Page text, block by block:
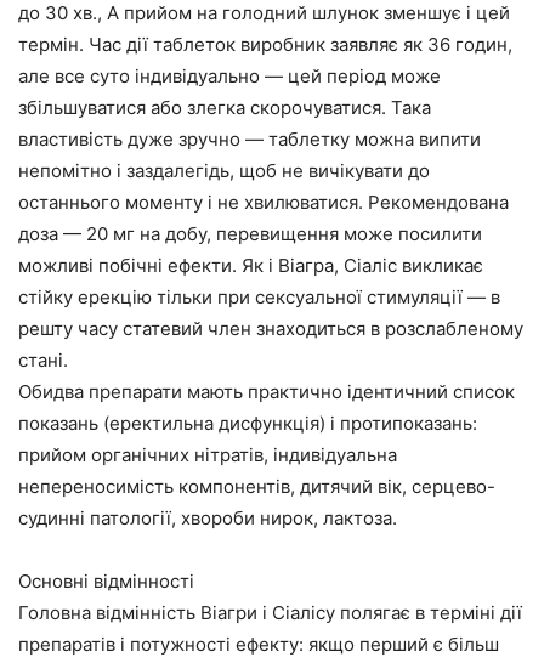
до 30 хв., А прийом на голодний шлунок зменшує і цей
термін. Час дії таблеток виробник заявляє як 36 годин,
але все суто індивідуально — цей період може
збільшуватися або злегка скорочуватися. Така
властивість дуже зручно — таблетку можна випити
непомітно і заздалегідь, щоб не вичікувати до
останнього моменту і не хвилюватися. Рекомендована
доза — 20 мг на добу, перевищення може посилити
можливі побічні ефекти. Як і Віагра, Сіаліс викликає
стійку ерекцію тільки при сексуальної стимуляції — в
решту часу статевий член знаходиться в розслабленому
стані.
Обидва препарати мають практично ідентичний список
показань (еректильна дисфункція) і протипоказань:
прийом органічних нітратів, індивідуальна
непереносимість компонентів, дитячий вік, серцево-
судинні патології, хвороби нирок, лактоза.
Основні відмінності
Головна відмінність Віагри і Сіалісу полягає в терміні дії
препаратів і потужності ефекту: якщо перший є більш